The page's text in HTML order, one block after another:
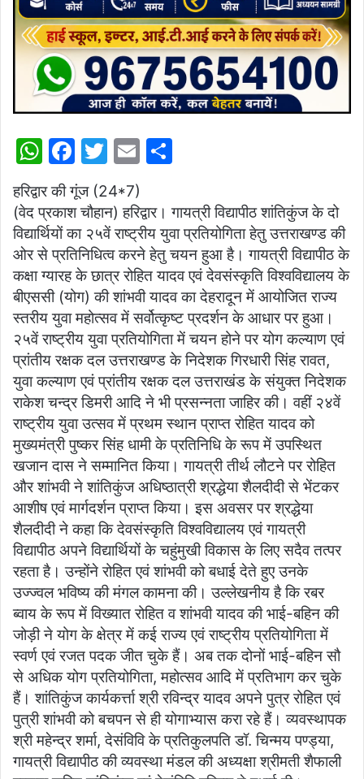
W
at
s
A
p
p
F
a
c
e
b
o
o
k
T
itt
er
E
ai
l
ar
e
हरिद्वार की गूंज (24*7)
(वेद प्रकाश चौहान) हरिद्वार। गायत्री विद्यापीठ शांतिकुंज के दो
विद्यार्थियों का २५वें राष्ट्रीय युवा प्रतियोगिता हेतु उत्तराखण्ड की
ओर से प्रतिनिधित्व करने हेतु चयन हुआ है। गायत्री विद्यापीठ के
कक्षा ग्यारह के छात्र रोहित यादव एवं देवसंस्कृति विश्वविद्यालय के
बीएससी (योग) की शांभवी यादव का देहरादून में आयोजित राज्य
स्तरीय युवा महोत्सव में सर्वोत्कृष्ट प्रदर्शन के आधार पर हुआ।
२५वें राष्ट्रीय युवा प्रतियोगिता में चयन होने पर योग कल्याण एवं
प्रांतीय रक्षक दल उत्तराखण्ड के निदेशक गिरधारी सिंह रावत,
युवा कल्याण एवं प्रांतीय रक्षक दल उत्तराखंड के संयुक्त निदेशक
राकेश चन्द्र डिमरी आदि ने भी प्रसन्नता जाहिर की। वहीं २४वें
राष्ट्रीय युवा उत्सव में प्रथम स्थान प्राप्त रोहित यादव को
मुख्यमंत्री पुष्कर सिंह धामी के प्रतिनिधि के रूप में उपस्थित
खजान दास ने सम्मानित किया। गायत्री तीर्थ लौटने पर रोहित
और शांभवी ने शांतिकुंज अधिष्ठात्री श्रद्धेया शैलदीदी से भेंटकर
आशीष एवं मार्गदर्शन प्राप्त किया। इस अवसर पर श्रद्धेया
शैलदीदी ने कहा कि देवसंस्कृति विश्वविद्यालय एवं गायत्री
विद्यापीठ अपने विद्यार्थियों के चहुंमुखी विकास के लिए सदैव तत्पर
रहता है। उन्होंने रोहित एवं शांभवी को बधाई देते हुए उनके
उज्ज्वल भविष्य की मंगल कामना की। उल्लेखनीय है कि रबर
ब्वाय के रूप में विख्यात रोहित व शांभवी यादव की भाई-बहिन की
जोड़ी ने योग के क्षेत्र में कई राज्य एवं राष्ट्रीय प्रतियोगिता में
स्वर्ण एवं रजत पदक जीत चुके हैं। अब तक दोनों भाई-बहिन सौ
से अधिक योग प्रतियोगिता, महोत्सव आदि में प्रतिभाग कर चुके
हैं। शांतिकुंज कार्यकर्त्ता श्री रविन्द्र यादव अपने पुत्र रोहित एवं
पुत्री शांभवी को बचपन से ही योगाभ्यास करा रहे हैं। व्यवस्थापक
श्री महेन्द्र शर्मा, देसंविवि के प्रतिकुलपति डॉ. चिन्मय पण्ड्या,
गायत्री विद्यापीठ की व्यवस्था मंडल की अध्यक्षा श्रीमती शैफाली